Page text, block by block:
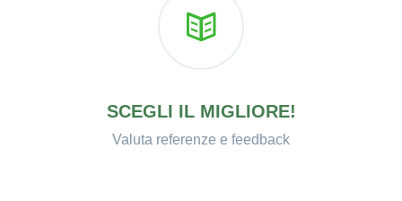
SCEGLI IL MIGLIORE!
Valuta referenze e feedback